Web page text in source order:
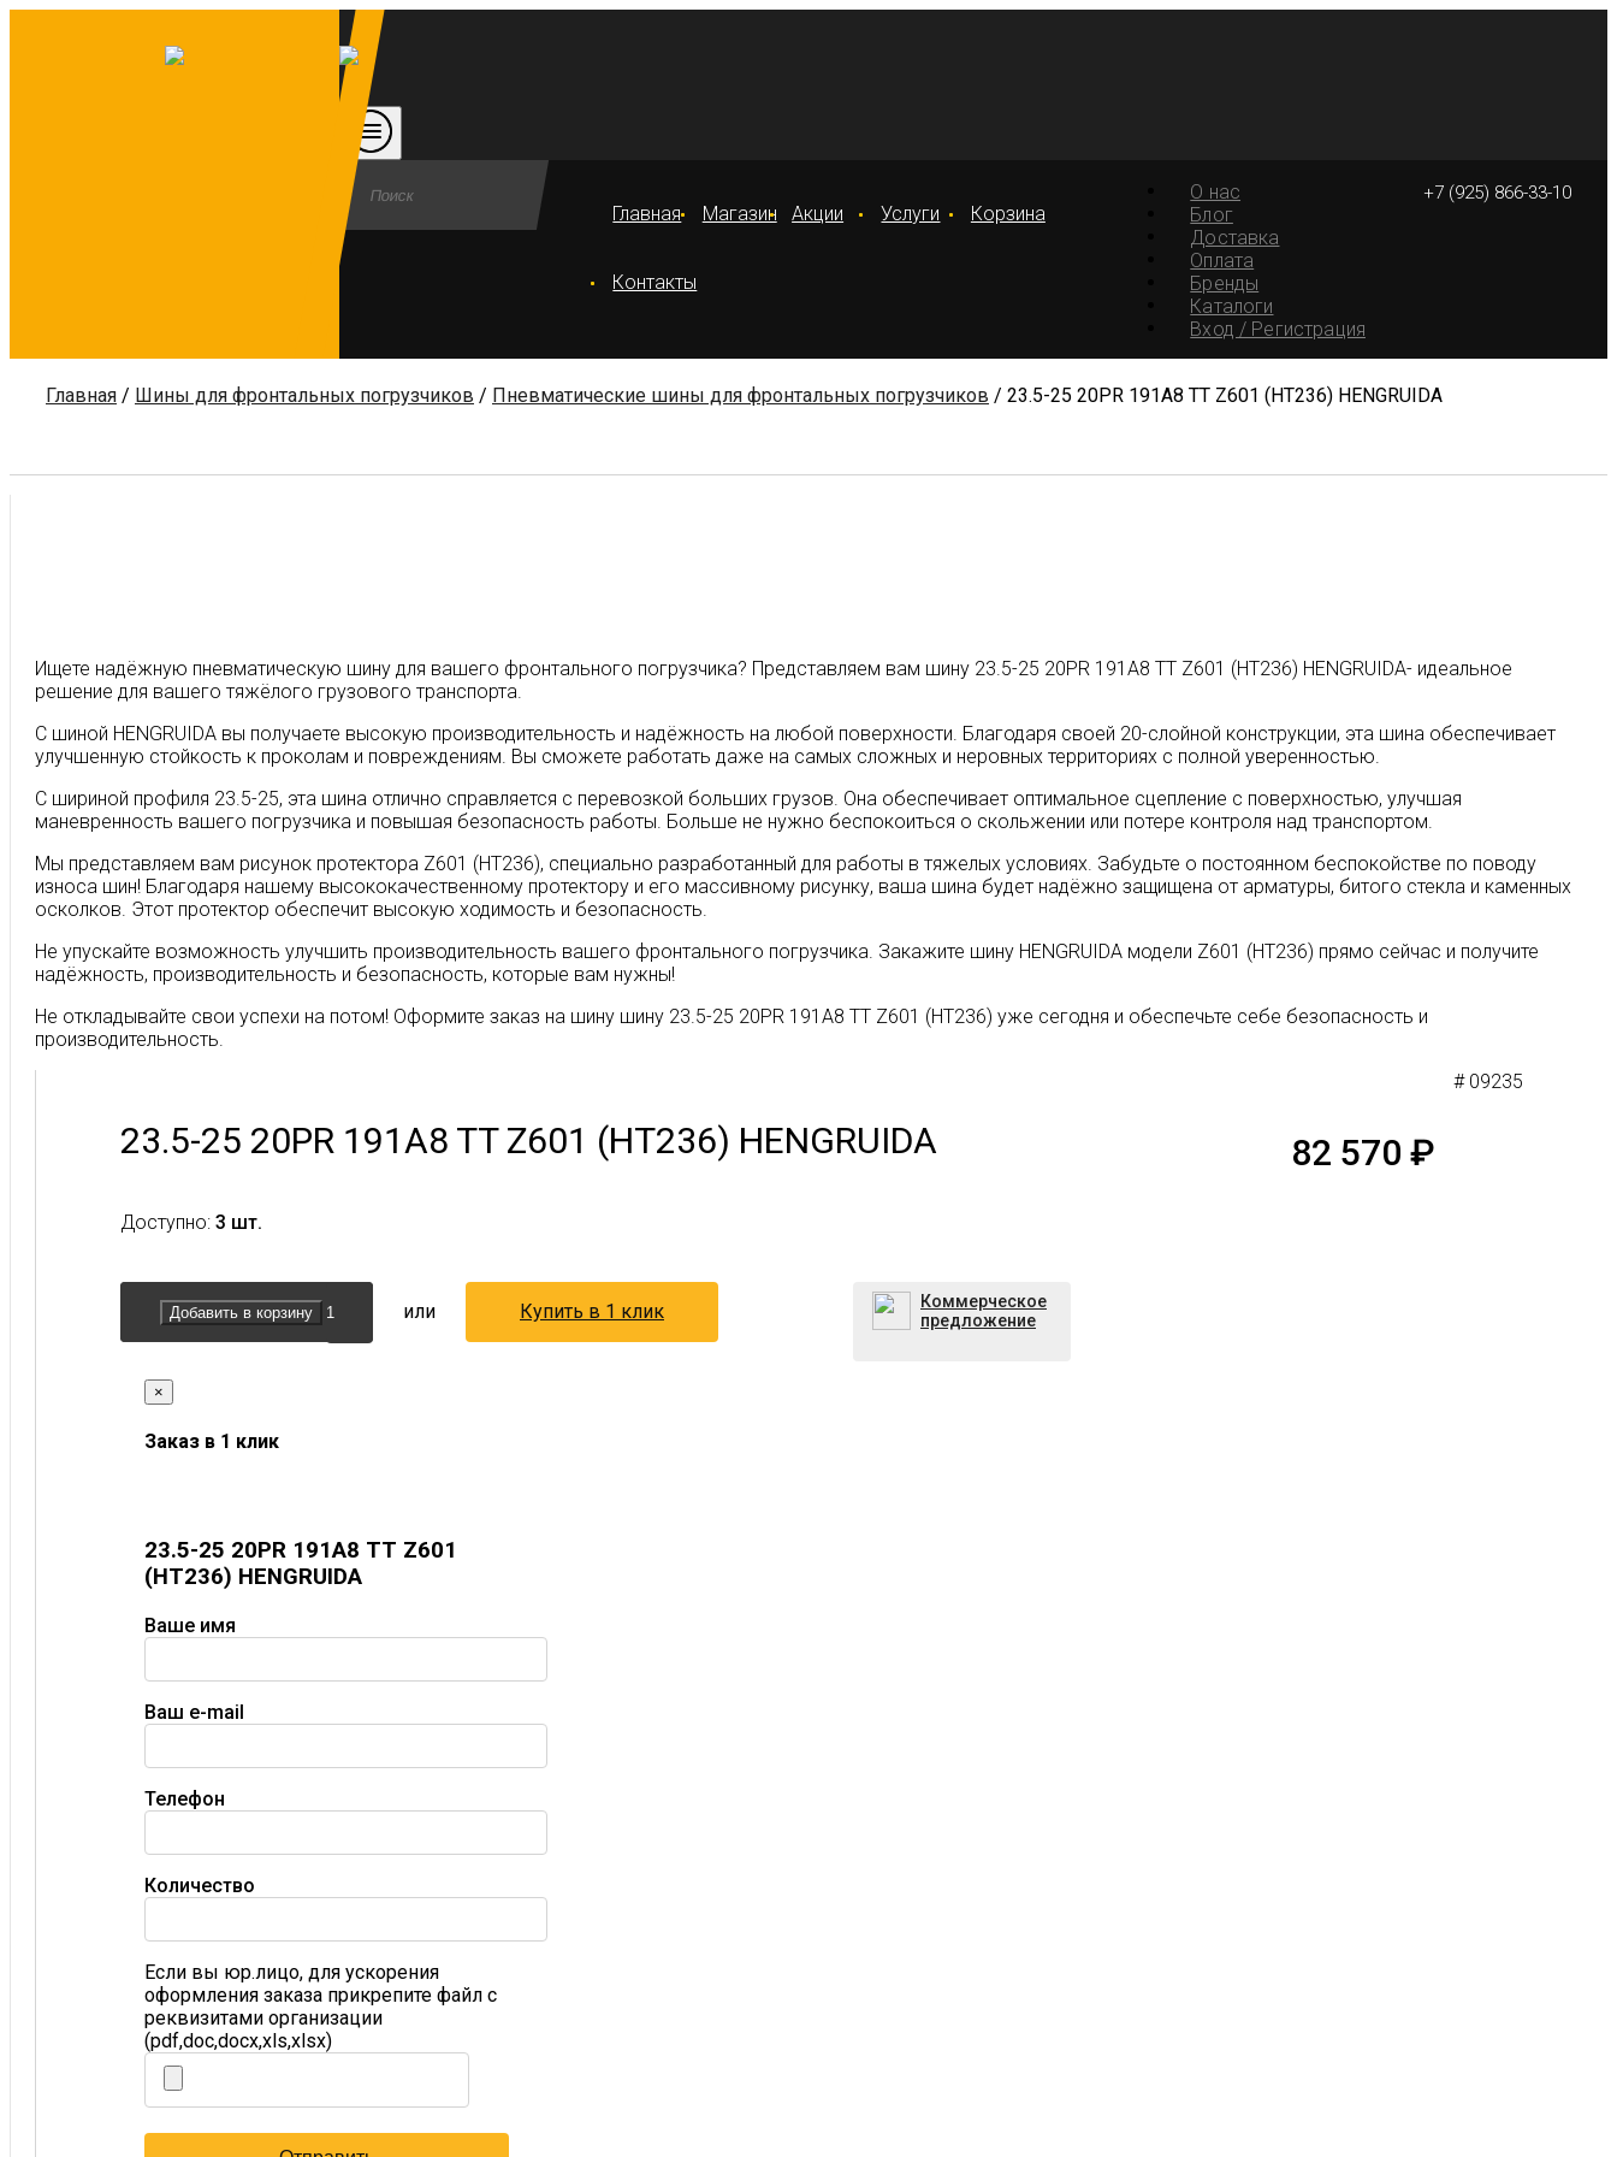
+7 (925) 866-33-10
О нас
Блог
Доставка
Оплата
Бренды
Каталоги
Вход / Регистрация
Главная Магазин Акции Услуги Корзина
Контакты
Главная / Шины для фронтальных погрузчиков / Пневматические шины для фронтальных погрузчиков / 23.5-25 20PR 191A8 TT Z601 (HT236) HENGRUIDA
Ищете надёжную пневматическую шину для вашего фронтального погрузчика? Представляем вам шину 23.5-25 20PR 191A8 TT Z601 (HT236) HENGRUIDA- идеальное
решение для вашего тяжёлого грузового транспорта.
С шиной HENGRUIDA вы получаете высокую производительность и надёжность на любой поверхности. Благодаря своей 20-слойной конструкции, эта шина обеспечивает
улучшенную стойкость к проколам и повреждениям. Вы сможете работать даже на самых сложных и неровных территориях с полной уверенностью.
С шириной профиля 23.5-25, эта шина отлично справляется с перевозкой больших грузов. Она обеспечивает оптимальное сцепление с поверхностью, улучшая
маневренность вашего погрузчика и повышая безопасность работы. Больше не нужно беспокоиться о скольжении или потере контроля над транспортом.
Мы представляем вам рисунок протектора Z601 (HT236), специально разработанный для работы в тяжелых условиях. Забудьте о постоянном беспокойстве по поводу
износа шин! Благодаря нашему высококачественному протектору и его массивному рисунку, ваша шина будет надёжно защищена от арматуры, битого стекла и каменных
осколков. Этот протектор обеспечит высокую ходимость и безопасность.
Не упускайте возможность улучшить производительность вашего фронтального погрузчика. Закажите шину HENGRUIDA модели Z601 (HT236) прямо сейчас и получите
надёжность, производительность и безопасность, которые вам нужны!
Не откладывайте свои успехи на потом! Оформите заказ на шину шину 23.5-25 20PR 191A8 TT Z601 (HT236) уже сегодня и обеспечьте себе безопасность и
производительность.
# 09235
23.5-25 20PR 191A8 TT Z601 (HT236) HENGRUIDA 82 570 ₽
Доступно: 3 шт.
Добавить в корзину или Купить в 1 клик
Коммерческое
предложение
×
Заказ в 1 клик
23.5-25 20PR 191A8 TT Z601
(HT236) HENGRUIDA
Ваше имя
Ваш e-mail
Телефон
Количество
Если вы юр.лицо, для ускорения
оформления заказа прикрепите файл с
реквизитами организации
(pdf,doc,docx,xls,xlsx)